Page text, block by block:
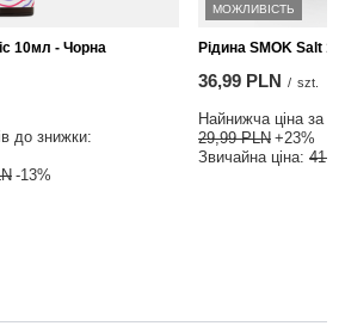
10мл - Чорна
до знижки:
-13%
МОЖЛИВІСТЬ
Рідина SMOK Salt
36,99 PLN / szt.
Найнижча ціна за
29,99 PLN +23%
Звичайна ціна: